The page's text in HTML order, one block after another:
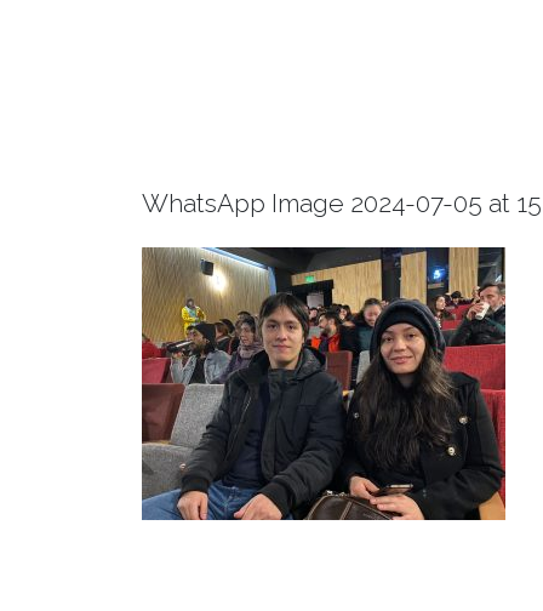
WhatsApp Image 2024-07-05 at